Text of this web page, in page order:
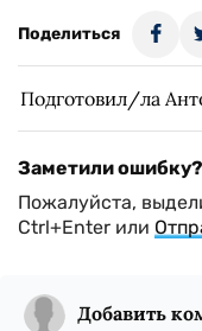
Поделиться
Подготовил/ла
Заметили ошибку?
Пожалуйста,
Ctrl+Enter или
Добавить